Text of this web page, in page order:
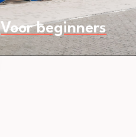
Voor beginners